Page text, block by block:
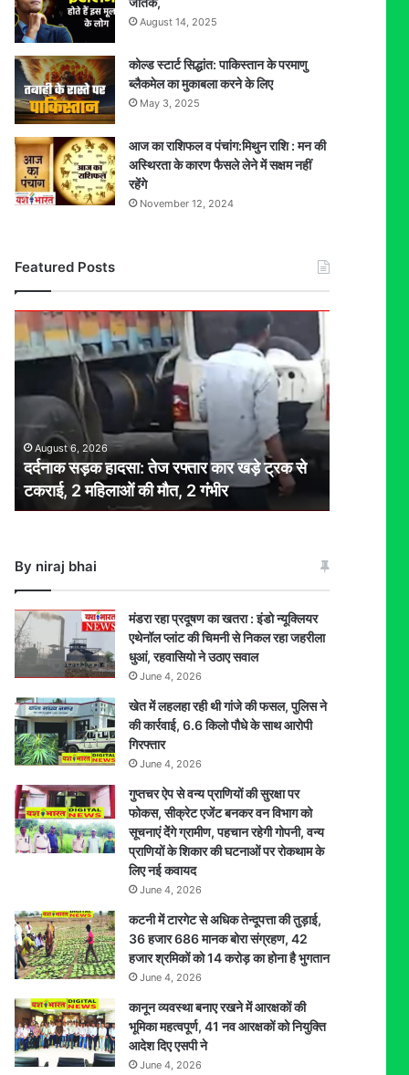
August 14, 2025
कोल्ड स्टार्ट सिद्धांत: पाकिस्तान के परमाणु
ब्लैकमेल का मुकाबला करने के लिए
May 3, 2025
आज का राशिफल व पंचांग:मिथुन राशि : मन की
अस्थिरता के कारण फैसले लेने में सक्षम नहीं
रहेंगे
November 12, 2024
Featured Posts
दर्दनाक
सड़क
हादसा:
रफ्तार
ट्रक
टकराई,
2
मौत,
2
August 6, 2026
दर्दनाक सड़क हादसा: तेज रफ्तार कार खड़े ट्रक से
टकराई, 2 महिलाओं की मौत, 2 गंभीर
By niraj bhai
मंडरा रहा प्रदूषण का खतरा : इंडो न्यूक्लियर
एथेनॉल प्लांट की चिमनी से निकल रहा जहरीला
धुआं, रहवासियो ने उठाए सवाल
June 4, 2026
खेत में लहलहा रही थी गांजे की फसल, पुलिस ने
की कार्रवाई, 6.6 किलो पौधे के साथ आरोपी
गिरफ्तार
June 4, 2026
गुप्तचर ऐप से वन्य प्राणियों की सुरक्षा पर
फोकस, सीक्रेट एजेंट बनकर वन विभाग को
सूचनाएं देेंगे ग्रामीण, पहचान रहेगी गोपनी, वन्य
प्राणियों के शिकार की घटनाओं पर रोकथाम के
लिए नई कवायद
June 4, 2026
कटनी में टारगेट से अधिक तेन्दूपत्ता की तुड़ाई,
36 हजार 686 मानक बोरा संग्रहण, 42
हजार श्रमिकों को 14 करोड़ का होना है भुगतान
June 4, 2026
कानून व्यवस्था बनाए रखने में आरक्षकों की
भूमिका महत्वपूर्ण, 41 नव आरक्षकों को नियुक्ति
आदेश दिए एसपी ने
June 4, 2026